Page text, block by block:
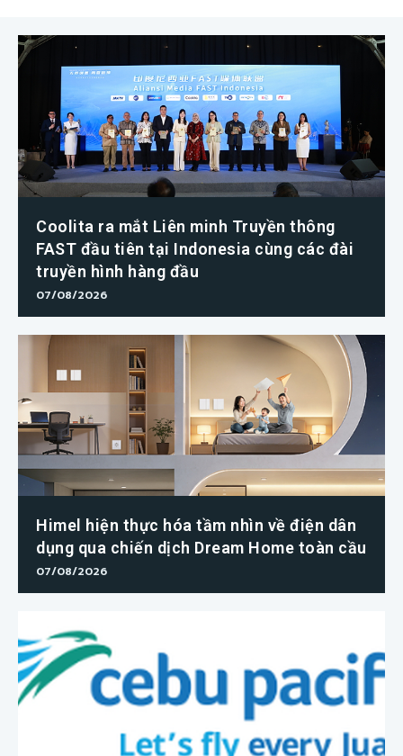
Coolita ra mắt Liên minh Truyền thông
FAST đầu tiên tại Indonesia cùng các đài
truyền hình hàng đầu
07/08/2026
Himel hiện thực hóa tầm nhìn về điện dân
dụng qua chiến dịch Dream Home toàn cầu
07/08/2026